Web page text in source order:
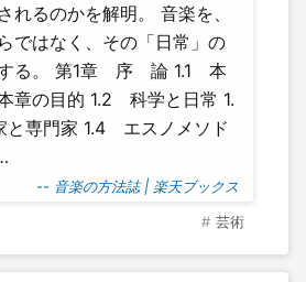
れるのかを解明。 音楽を、
ではなく、その「日常」の
する。 第1章 序 論 1.1 本
章の目的 1.2 科学と日常 1.
専門家 1.4 エスノメソド
-- 音楽の方法誌 | 楽天ブックス
芸術